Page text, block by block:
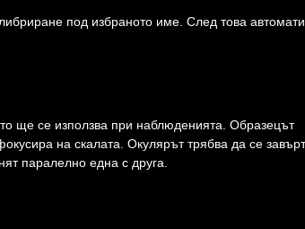
под избраното име. След това
ще се използва при наблюденията. Образецът
на скалата. Окулярът трябва да се
паралелно една с друга.